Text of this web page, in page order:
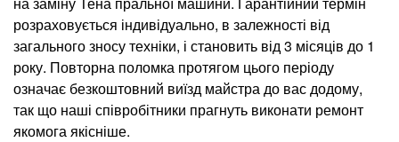
розраховується індивідуально, в залежності від
загального зносу техніки, і становить від 3 місяців до 1
року. Повторна поломка протягом цього періоду
означає безкоштовний виїзд майстра до вас додому,
так що наші співробітники прагнуть виконати ремонт
якомога якісніше.